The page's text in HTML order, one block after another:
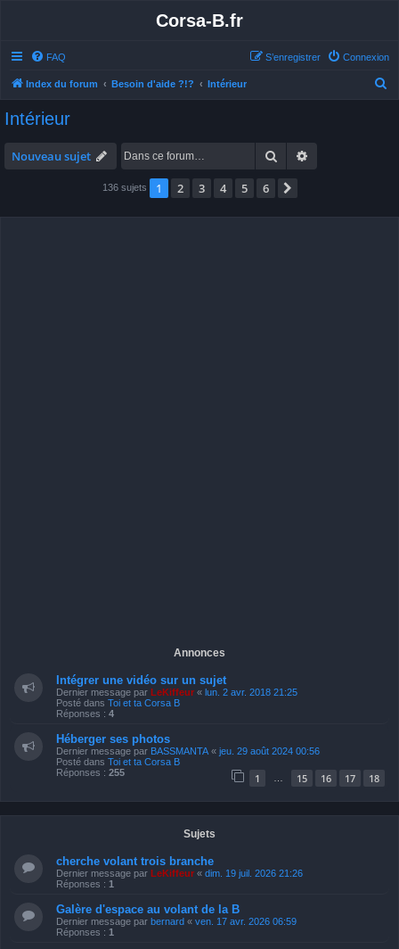
Corsa-B.fr
FAQ Connexion
S’enregistrer
Index du forum Besoin d'aide ?!? Intérieur
Intérieur
Nouveau sujet Rechercher
136 sujets 1 2 3 4 5 6
Annonces
Intégrer une vidéo sur un sujet
Dernier message par LeKiffeur « lun. 2 avr. 2018 21:25
Posté dans Toi et ta Corsa B
Réponses : 4
Héberger ses photos
Dernier message par BASSMANTA « jeu. 29 août 2024 00:56
Posté dans Toi et ta Corsa B
Réponses : 255 1 15 16 17 18
Sujets
cherche volant trois branche
Dernier message par LeKiffeur « dim. 19 juil. 2026 21:26
Réponses : 1
Galère d'espace au volant de la B
Dernier message par bernard « ven. 17 avr. 2026 06:59
Réponses : 1